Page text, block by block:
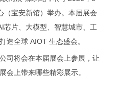
（宝安新馆）举办。本届展会
芯片、大模型、智慧城市、工
造全球 AIOT 生态盛会。
司将会在本届展会上参展，让
会上带来哪些精彩展示。